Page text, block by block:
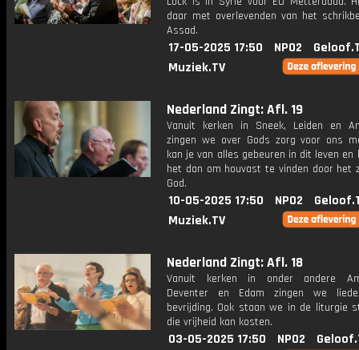
daar met overlevenden van het
Assad.
17-05-2025 17:50 NPO2
Muziek.TV
Nederland Zingt: Afl. 19
Vanuit kerken in Sneek, Leiden en
zingen we over Gods zorg voor ons
kan je van alles gebeuren in dit leven en
het dan om houvast te vinden door het
God.
10-05-2025 17:50 NPO2
Muziek.TV
Nederland Zingt: Afl. 18
Vanuit kerken in onder andere
Deventer en Edam zingen we
bevrijding. Ook staan we in de liturgie
die vrijheid kan kosten.
03-05-2025 17:50 NPO2